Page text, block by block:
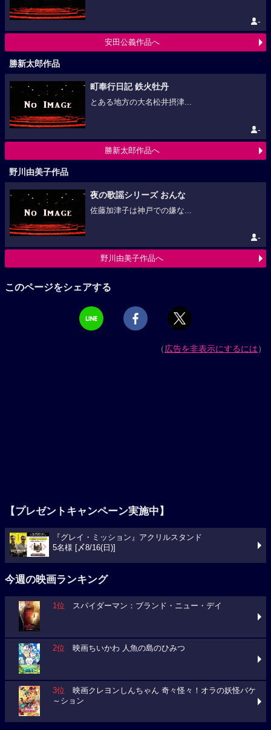
-
安田公義作品へ
勝新太郎作品
町奉行日記 鉄火牡丹
とある地方の大名松井摂津...
-
勝新太郎作品へ
野川由美子作品
夜の歌謡シリーズ おんな
佐藤加津子は神戸での嫌な...
-
野川由美子作品へ
このページをシェアする
（広告を非表示にするには）
【プレゼントキャンペーン実施中】
『グレイ・ミッション』アクリルスタンド
5名様 [〆8/16(日)]
今週の映画ランキング
1位 スパイダーマン：ブランド・ニュー・デイ
2位 映画ちいかわ 人魚の島のひみつ
3位 映画クレヨンしんちゃん 奇々怪々！オラの妖怪バケ
～ション